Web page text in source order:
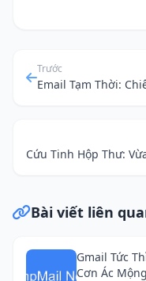
Trước
Bài viết liên
Gmail Tức
Cơn Ác